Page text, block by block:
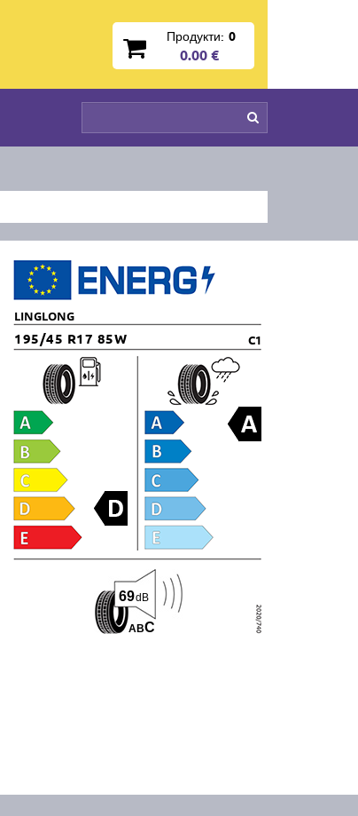
Продукти: 0
0.00 €
LINGLONG
195/45 R17 85W C1
ABC
69dB